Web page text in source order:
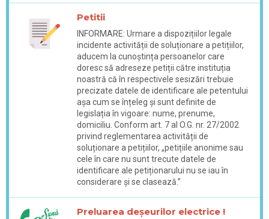
Petitii
INFORMARE: Urmare a dispozițiilor legale
incidente activității de soluționare a petițiilor,
aducem la cunoștința persoanelor care
doresc să adreseze petiții către instituția
noastră că în respectivele sesizări trebuie
precizate datele de identificare ale petentului
așa cum se înțeleg și sunt definite de
legislația în vigoare: nume, prenume,
domiciliu. Conform art. 7 al O.G. nr. 27/2002
privind reglementarea activității de
soluționare a petițiilor, „petițiile anonime sau
cele în care nu sunt trecute datele de
identificare ale petiționarului nu se iau în
considerare și se clasează.”
Preluarea deșeurilor electrice !